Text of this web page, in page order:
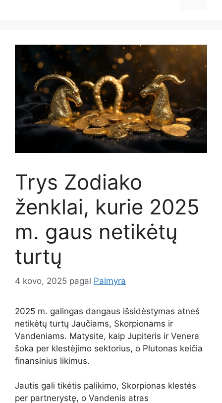
Trys Zodiako
ženklai, kurie 2025
m. gaus netikėtų
turtų
4 kovo, 2025 pagal Palmyra
2025 m. galingas dangaus išsidėstymas atneš
netikėtų turtų Jaučiams, Skorpionams ir
Vandeniams. Matysite, kaip Jupiteris ir Venera
šoka per klestėjimo sektorius, o Plutonas keičia
finansinius likimus.
Jautis gali tikėtis palikimo, Skorpionas klestės
per partnerystę, o Vandenis atras